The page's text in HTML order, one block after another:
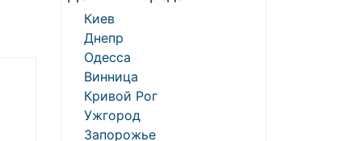
Киев
Днепр
Одесса
Винница
Кривой Рог
Ужгород
Запорожье